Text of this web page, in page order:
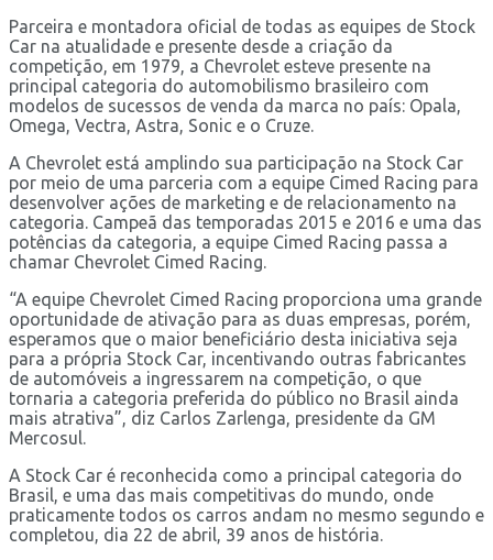
Parceira e montadora oficial de todas as equipes de Stock
Car na atualidade e presente desde a criação da
competição, em 1979, a Chevrolet esteve presente na
principal categoria do automobilismo brasileiro com
modelos de sucessos de venda da marca no país: Opala,
Omega, Vectra, Astra, Sonic e o Cruze.
A Chevrolet está amplindo sua participação na Stock Car
por meio de uma parceria com a equipe Cimed Racing para
desenvolver ações de marketing e de relacionamento na
categoria. Campeã das temporadas 2015 e 2016 e uma das
potências da categoria, a equipe Cimed Racing passa a
chamar Chevrolet Cimed Racing.
“A equipe Chevrolet Cimed Racing proporciona uma grande
oportunidade de ativação para as duas empresas, porém,
esperamos que o maior beneficiário desta iniciativa seja
para a própria Stock Car, incentivando outras fabricantes
de automóveis a ingressarem na competição, o que
tornaria a categoria preferida do público no Brasil ainda
mais atrativa”, diz Carlos Zarlenga, presidente da GM
Mercosul.
A Stock Car é reconhecida como a principal categoria do
Brasil, e uma das mais competitivas do mundo, onde
praticamente todos os carros andam no mesmo segundo e
completou, dia 22 de abril, 39 anos de história.